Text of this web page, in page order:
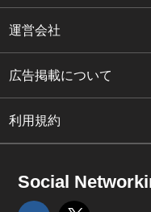
運営会社
広告掲載について
利用規約
Social